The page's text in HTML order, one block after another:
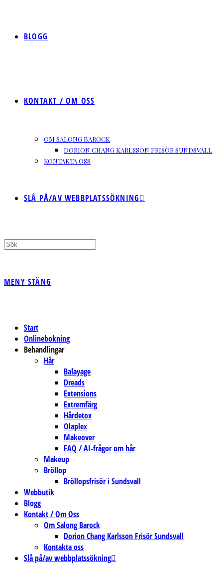
BLOGG
KONTAKT / OM OSS
OM SALONG BAROCK
DORION CHANG KARLSSON FRISÖR SUNDSVALL
KONTAKTA OSS
SLÅ PÅ/AV WEBBPLATSSÖKNING
MENY STÄNG
Start
Onlinebokning
Behandlingar
Hår
Balayage
Dreads
Extensions
Extremfärg
Hårdetox
Olaplex
Makeover
FAQ / AI-frågor om hår
Makeup
Bröllop
Bröllopsfrisör i Sundsvall
Webbutik
Blogg
Kontakt / Om Oss
Om Salong Barock
Dorion Chang Karlsson Frisör Sundsvall
Kontakta oss
Slå på/av webbplatssökning